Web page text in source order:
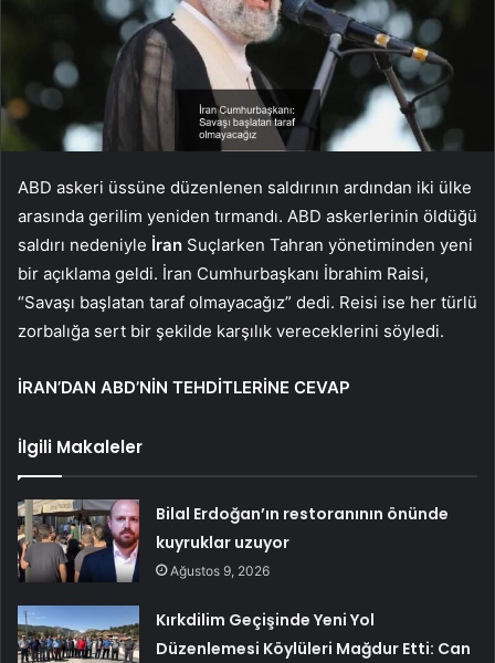
ABD askeri üssüne düzenlenen saldırının ardından iki ülke
arasında gerilim yeniden tırmandı. ABD askerlerinin öldüğü
saldırı nedeniyle İran Suçlarken Tahran yönetiminden yeni
bir açıklama geldi. İran Cumhurbaşkanı İbrahim Raisi,
“Savaşı başlatan taraf olmayacağız” dedi. Reisi ise her türlü
zorbalığa sert bir şekilde karşılık vereceklerini söyledi.
İRAN’DAN ABD’NİN TEHDİTLERİNE CEVAP
İlgili Makaleler
Bilal Erdoğan’ın restoranının önünde
kuyruklar uzuyor
Ağustos 9, 2026
Kırkdilim Geçişinde Yeni Yol
Düzenlemesi Köylüleri Mağdur Etti: Can